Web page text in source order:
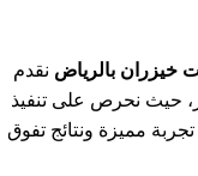
خيزران بالرياض نقدم
حيث نحرص على تنفيذ
مميزة ونتائج تفوق